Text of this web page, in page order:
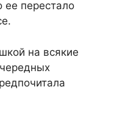
ее перестало
на всякие